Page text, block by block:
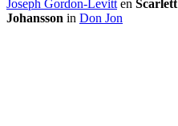
Joseph Gordon-Levitt en Scarlett
Johansson in Don Jon